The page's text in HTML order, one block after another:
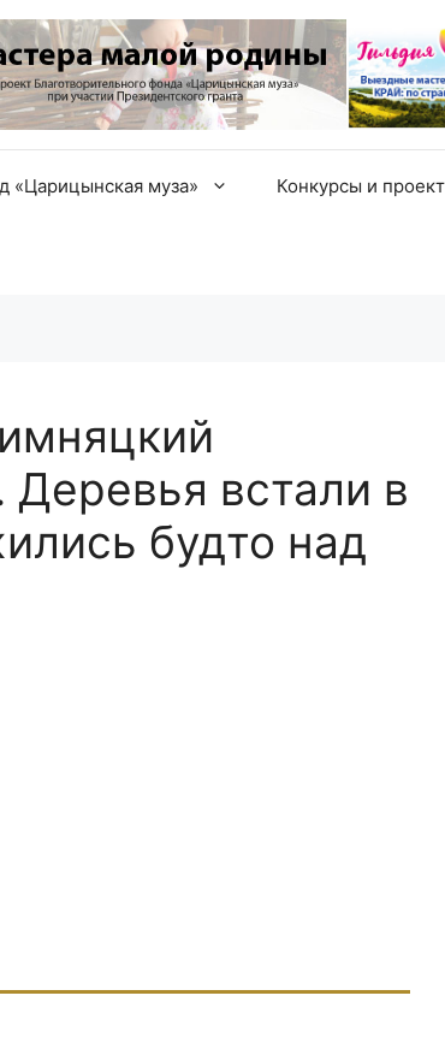
«Царицынская муза» Конкурсы и
встали в
будто над